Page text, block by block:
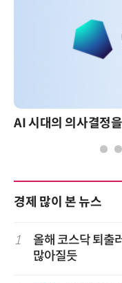
경제 많이 본 뉴스
1
올해 코스닥 퇴출
많아질듯